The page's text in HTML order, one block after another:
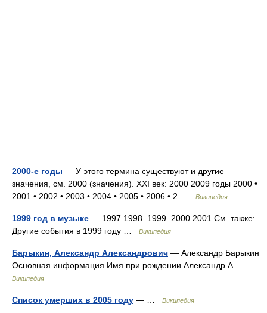
2000-е годы — У этого термина существуют и другие
значения, см. 2000 (значения). XXI век: 2000 2009 годы 2000 •
2001 • 2002 • 2003 • 2004 • 2005 • 2006 • 2 …
Википедия
1999 год в музыке — 1997 1998 1999 2000 2001 См. также:
Другие события в 1999 году …
Википедия
Барыкин, Александр Александрович — Александр Барыкин
Основная информация Имя при рождении Александр А …
Википедия
Список умерших в 2005 году — … Википедия